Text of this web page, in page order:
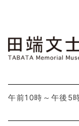
午前10時～午後5